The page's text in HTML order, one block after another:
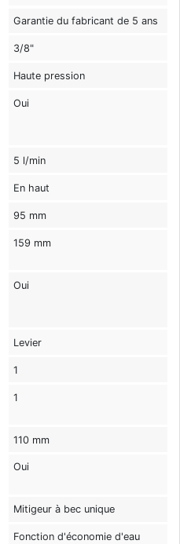
Garantie du fabricant de 5 ans
3/8"
Haute pression
Oui
5 l/min
En haut
95 mm
159 mm
Oui
Levier
1
1
110 mm
Oui
Mitigeur à bec unique
Fonction d'économie d'eau